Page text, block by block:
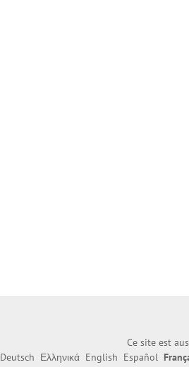
Ce site est
Deutsch Ελληνικά English Español